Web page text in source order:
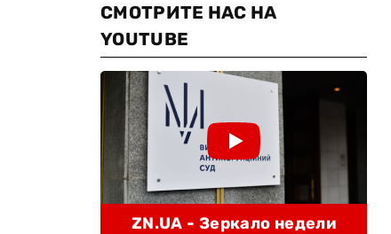
СМОТРИТЕ НАС НА
YOUTUBE
ZN.UA - Зеркало недели